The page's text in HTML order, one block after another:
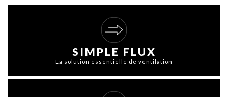
SIMPLE FLUX
La solution essentielle de ventilation